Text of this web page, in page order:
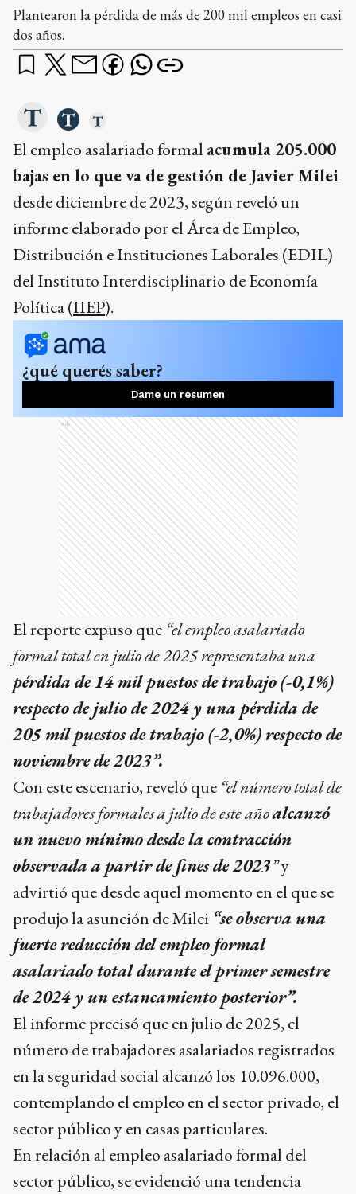
Plantearon la pérdida de más de 200 mil empleos en casi
dos años.
El empleo asalariado formal acumula 205.000
bajas en lo que va de gestión de Javier Milei
desde diciembre de 2023, según reveló un
informe elaborado por el Área de Empleo,
Distribución e Instituciones Laborales (EDIL)
del Instituto Interdisciplinario de Economía
Política (IIEP).
¿qué querés saber?
Dame un resumen
Ads
El reporte expuso que “el empleo asalariado
formal total en julio de 2025 representaba una
pérdida de 14 mil puestos de trabajo (-0,1%)
respecto de julio de 2024 y una pérdida de
205 mil puestos de trabajo (-2,0%) respecto de
noviembre de 2023”.
Con este escenario, reveló que “el número total de
trabajadores formales a julio de este añoalcanzó
un nuevo mínimo desde la contracción
observada a partir de fines de 2023”y
advirtió que desde aquel momento en el que se
produjo la asunción de Milei “se observa una
fuerte reducción del empleo formal
asalariado total durante el primer semestre
de 2024 y un estancamiento posterior”.
El informe precisó que en julio de 2025, el
número de trabajadores asalariados registrados
en la seguridad social alcanzó los 10.096.000,
contemplando el empleo en el sector privado, el
sector público y en casas particulares.
En relación al empleo asalariado formal del
sector público, se evidenció una tendencia